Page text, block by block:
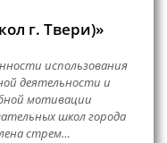
г. Твери)»
использования
деятельности и
мотивации
школ города
стрем…